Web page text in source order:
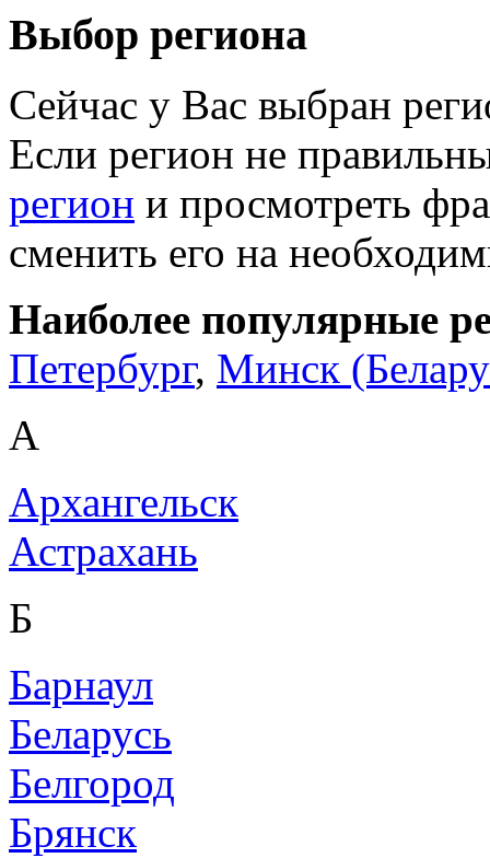
Выбор региона
Сейчас у Вас выбран
Если регион не
регион и просмотреть
сменить его на
Наиболее популярные
Петербург, Минск
А
Архангельск
Астрахань
Б
Барнаул
Беларусь
Белгород
Брянск